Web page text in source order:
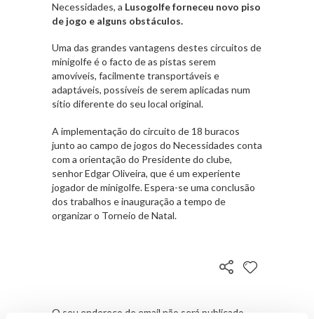
Necessidades, a Lusogolfe forneceu novo piso
de jogo e alguns obstáculos.
Uma das grandes vantagens destes circuitos de
minigolfe é o facto de as pistas serem
amovíveis, facilmente transportáveis e
adaptáveis, possíveis de serem aplicadas num
sítio diferente do seu local original.
A implementação do circuito de 18 buracos
junto ao campo de jogos do Necessidades conta
com a orientação do Presidente do clube,
senhor Edgar Oliveira, que é um experiente
jogador de minigolfe. Espera-se uma conclusão
dos trabalhos e inauguração a tempo de
organizar o Torneio de Natal.
O seu endereço de email não será publicado.